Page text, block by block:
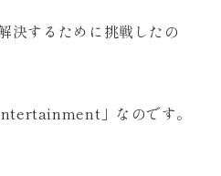
決するために挑戦したの
」なのです。